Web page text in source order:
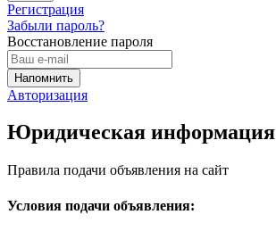
Регистрация
Забыли пароль?
Восстановление пароля
Авторизация
Юридическая информация
Правила подачи объявления на сайт
Условия подачи объявления: